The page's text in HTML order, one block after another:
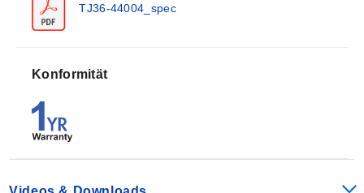
TJ36-44004_spec
Konformität